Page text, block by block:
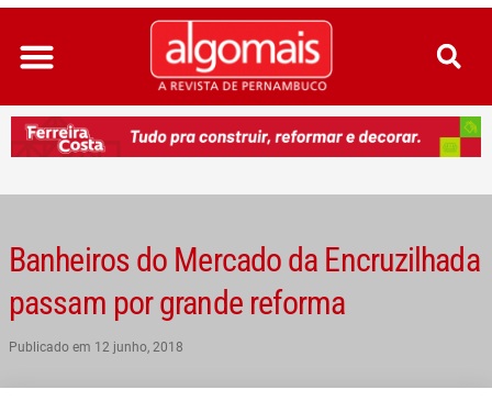
Ir
para
conteúdo
Banheiros do Mercado da Encruzilhada
passam por grande reforma
Publicado em 12 junho, 2018